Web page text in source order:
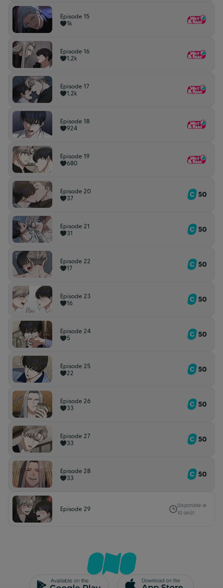
Episode 15
1k
Episode 16
1,2k
Episode 17
1,2k
Episode 18
924
Episode 19
680
Episode 20
37
50
Episode 21
31
50
Episode 22
17
50
Episode 23
16
50
Episode 24
5
50
Episode 25
22
50
Episode 26
33
50
Episode 27
33
50
Episode 28
33
50
Episode 29
Disponible le
10 août